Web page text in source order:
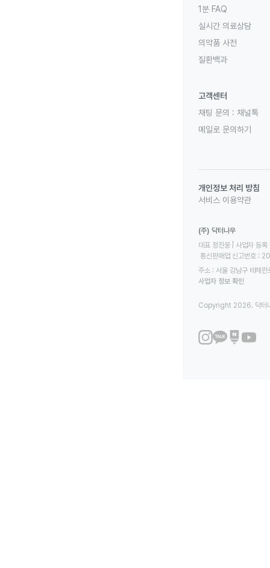
1분 FAQ
실시간 의료상담
의약품 사전
질환백과
고객센터
채팅 문의 : 채널톡
메일로 문의하기
개인정보 처리 방침
서비스 이용약관
(주) 닥터나우
대표 정진웅 | 사업자
통신판매업 신고번호
주소 : 서울 강남구 테헤
사업자 정보 확인
Copyright 2026. 닥터